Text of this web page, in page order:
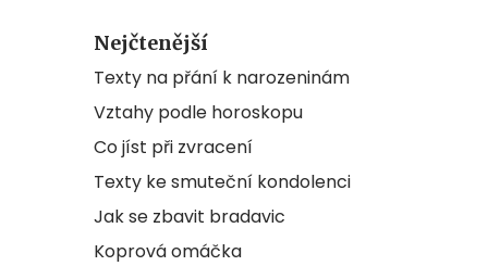
Nejčtenější
Texty na přání k narozeninám
Vztahy podle horoskopu
Co jíst při zvracení
Texty ke smuteční kondolenci
Jak se zbavit bradavic
Koprová omáčka